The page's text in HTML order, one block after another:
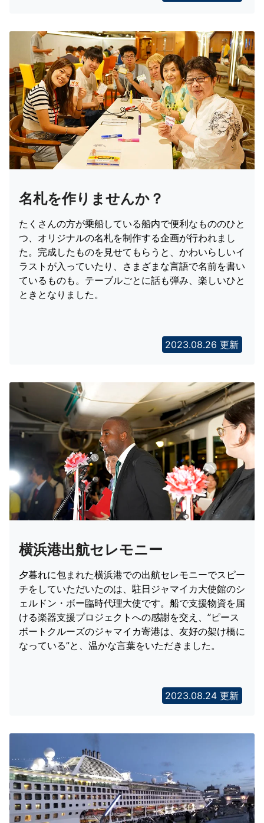
名札を作りませんか？
たくさんの方が乗船している船内で便利なもののひと
つ、オリジナルの名札を制作する企画が行われまし
た。完成したものを見せてもらうと、かわいらしいイ
ラストが入っていたり、さまざまな言語で名前を書い
ているものも。テーブルごとに話も弾み、楽しいひと
ときとなりました。
2023.08.26 更新
横浜港出航セレモニー
夕暮れに包まれた横浜港での出航セレモニーでスピー
チをしていただいたのは、駐日ジャマイカ大使館のシ
ェルドン・ボー臨時代理大使です。船で支援物資を届
ける楽器支援プロジェクトへの感謝を交え、”ピース
ボートクルーズのジャマイカ寄港は、友好の架け橋に
なっている”と、温かな言葉をいただきました。
2023.08.24 更新